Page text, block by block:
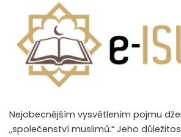
Nejobecnějším vysvětlením pojmu
„společenství muslimů.“ Jeho